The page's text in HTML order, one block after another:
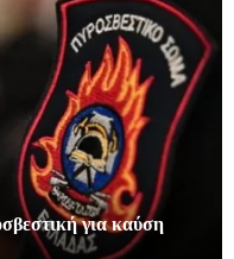
για καύση